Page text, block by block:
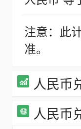
注意：此
准。
人民币
人民币